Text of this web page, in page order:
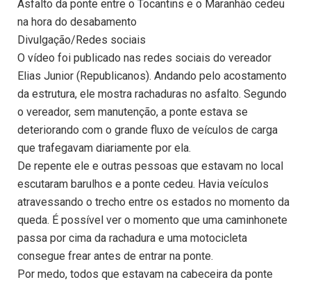
Asfalto da ponte entre o Tocantins e o Maranhão cedeu
na hora do desabamento
Divulgação/Redes sociais
O vídeo foi publicado nas redes sociais do vereador
Elias Junior (Republicanos). Andando pelo acostamento
da estrutura, ele mostra rachaduras no asfalto. Segundo
o vereador, sem manutenção, a ponte estava se
deteriorando com o grande fluxo de veículos de carga
que trafegavam diariamente por ela.
De repente ele e outras pessoas que estavam no local
escutaram barulhos e a ponte cedeu. Havia veículos
atravessando o trecho entre os estados no momento da
queda. É possível ver o momento que uma caminhonete
passa por cima da rachadura e uma motocicleta
consegue frear antes de entrar na ponte.
Por medo, todos que estavam na cabeceira da ponte